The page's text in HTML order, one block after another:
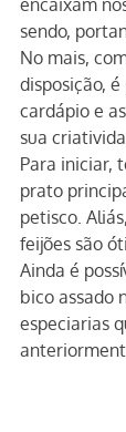
encaixam
sendo,
No mais,
disposição,
cardápio e
sua
Para iniciar,
prato
petisco.
feijões são
Ainda é
bico assado
especiarias